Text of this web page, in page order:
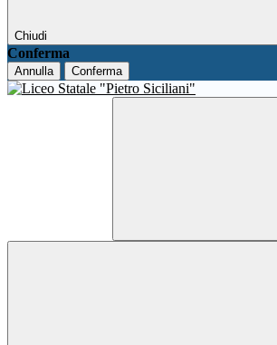
Chiudi
Conferma
Annulla Conferma